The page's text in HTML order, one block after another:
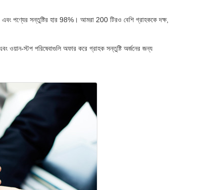
এবং পণ্যের সন্তুষ্টির হার 98%। আমরা 200 টিরও বেশি গ্রাহককে দক্ষ,
ওয়ান-স্টপ পরিষেবাগুলি অফার করে গ্রাহক সন্তুষ্টি অর্জনের জন্য